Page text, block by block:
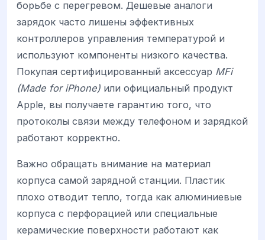
борьбе с перегревом. Дешевые аналоги
зарядок часто лишены эффективных
контроллеров управления температурой и
используют компоненты низкого качества.
Покупая сертифицированный аксессуар MFi
(Made for iPhone) или официальный продукт
Apple, вы получаете гарантию того, что
протоколы связи между телефоном и зарядкой
работают корректно.
Важно обращать внимание на материал
корпуса самой зарядной станции. Пластик
плохо отводит тепло, тогда как алюминиевые
корпуса с перфорацией или специальные
керамические поверхности работают как